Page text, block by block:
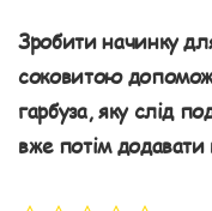
Зробити начинку
соковитою
гарбуза, яку слід
вже потім